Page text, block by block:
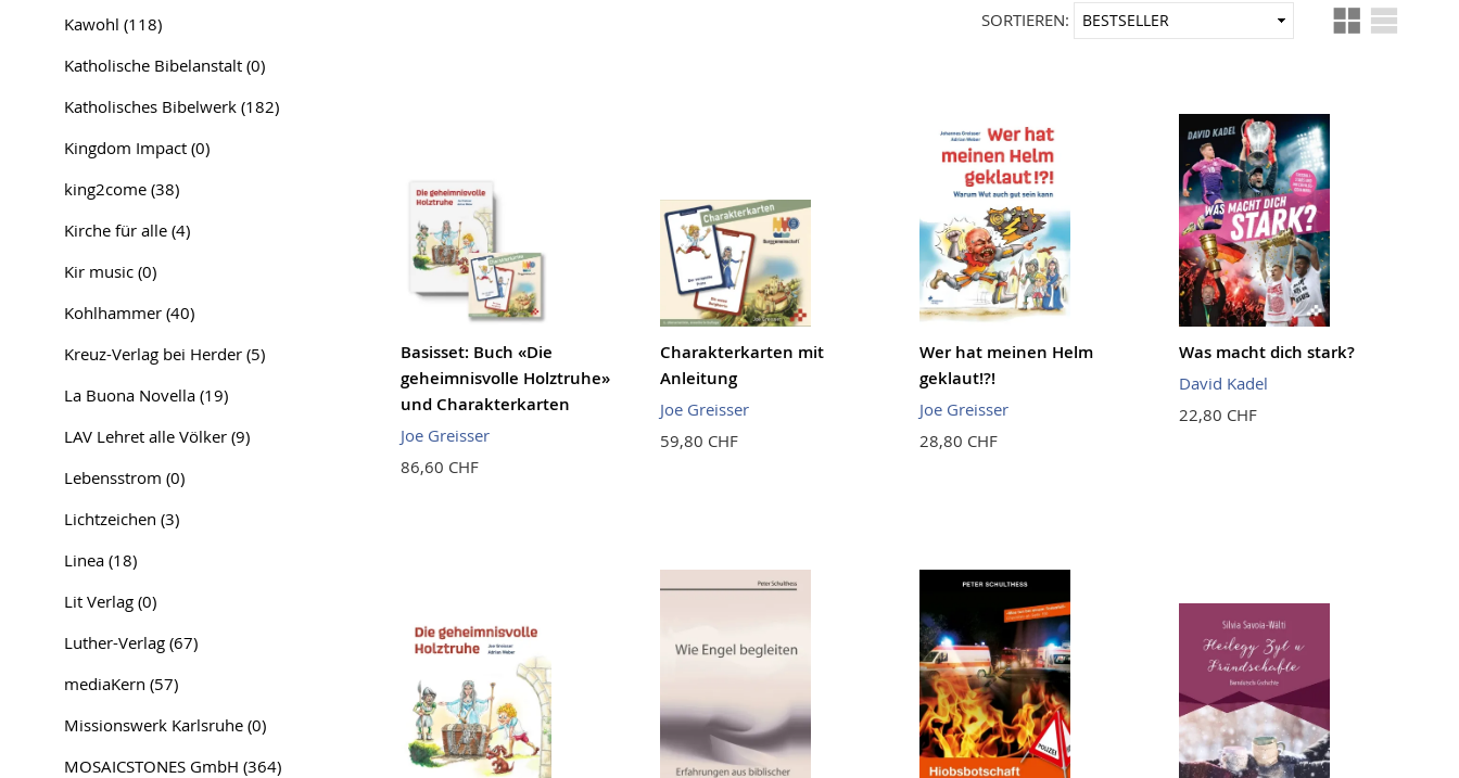
Ansicht
als
SORTIEREN:
In
aufsteigender
Basisset: Buch «Die
geheimnisvolle Holztruhe»
und Charakterkarten
Joe Greisser
86,60 CHF
Charakterkarten mit
Anleitung
Joe Greisser
59,80 CHF
Wer hat meinen Helm
geklaut!?!
Joe Greisser
28,80 CHF
Was macht dich stark?
David Kadel
22,80 CHF
Kawohl (118)
Katholische Bibelanstalt (0)
Katholisches Bibelwerk (182)
Kingdom Impact (0)
king2come (38)
Kirche für alle (4)
Kir music (0)
Kohlhammer (40)
Kreuz-Verlag bei Herder (5)
La Buona Novella (19)
LAV Lehret alle Völker (9)
Lebensstrom (0)
Lichtzeichen (3)
Linea (18)
Lit Verlag (0)
Luther-Verlag (67)
mediaKern (57)
Missionswerk Karlsruhe (0)
MOSAICSTONES GmbH (364)